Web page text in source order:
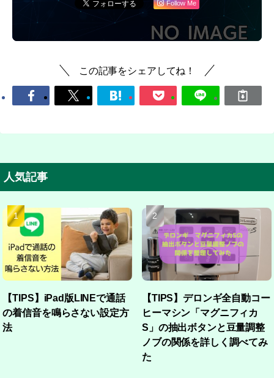
Follow Me
この記事をシェアしてね！
人気記事
【TIPS】iPad版LINEで通話
の着信音を鳴らさない設定方
法
【TIPS】デロンギ全自動コー
ヒーマシン「マグニフィカ
S」の抽出ボタンと豆量調整
ノブの関係を詳しく調べてみ
た